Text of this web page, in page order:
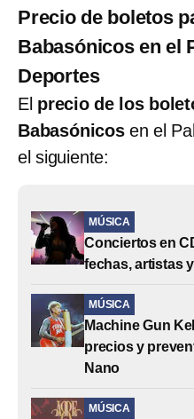
Precio de boletos
Babasónicos en el
Deportes
El precio de los
Babasónicosen el
el siguiente:
MÚSICA
Conciertos en
fechas, artistas
MÚSICA
Machine Gun
precios y
Nano
MÚSICA